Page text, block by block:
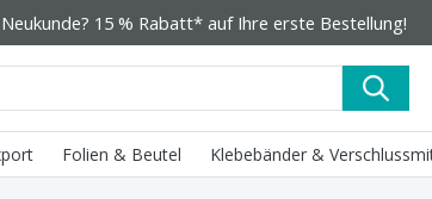
Neukunde? 15 % Rabatt* auf Ihre erste Bestellung!
Folien & Beutel Klebebänder &